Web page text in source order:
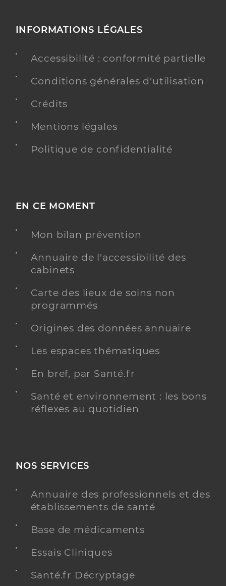
INFORMATIONS LÉGALES
Accessibilité : conformité partielle
Conditions générales d'utilisation
Crédits
Mentions légales
Politique de confidentialité
EN CE MOMENT
Mon bilan prévention
Annuaire de l'accessibilité des
cabinets
Carte des lieux de soins non
programmés
Origines des données annuaire
Les espaces thématiques
En bref, par Santé.fr
Santé et environnement : les bons
réflexes au quotidien
NOS SERVICES
Annuaire des professionnels et des
établissements de santé
Base de médicaments
Essais Cliniques
Santé.fr Décryptage